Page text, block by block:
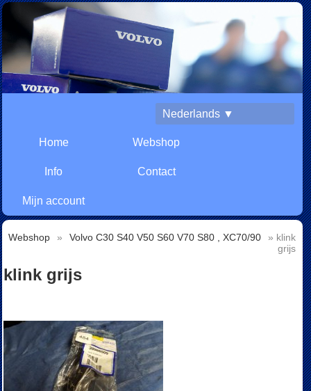
Nederlands ▼
Home Webshop
Info Contact
Mijn account
Webshop » Volvo C30 S40 V50 S60 V70 S80 , XC70/90
» klink
grijs
klink grijs